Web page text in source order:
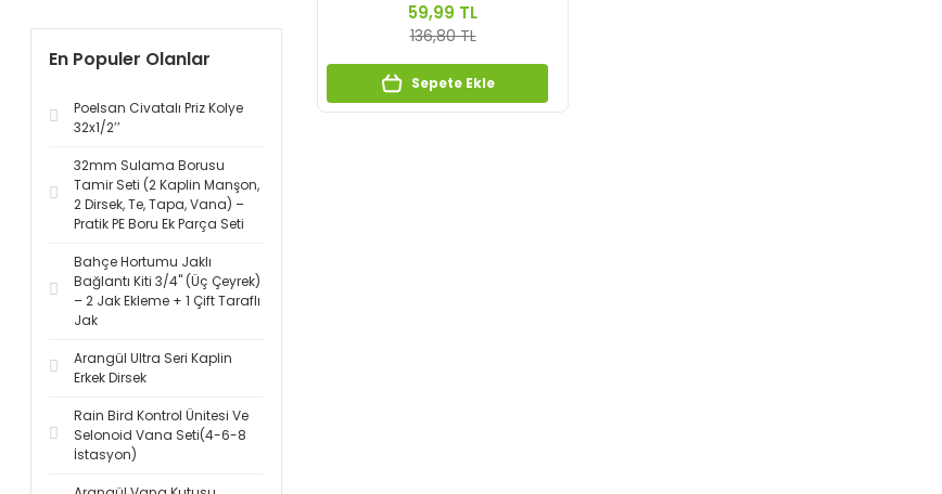
En Populer Olanlar
Poelsan Civatalı Priz Kolye
32x1/2’’
32mm Sulama Borusu
Tamir Seti (2 Kaplin Manşon,
2 Dirsek, Te, Tapa, Vana) –
Pratik PE Boru Ek Parça Seti
Bahçe Hortumu Jaklı
Bağlantı Kiti 3/4'' (Üç Çeyrek)
– 2 Jak Ekleme + 1 Çift Taraflı
Jak
Arangül Ultra Seri Kaplin
Erkek Dirsek
Rain Bird Kontrol Ünitesi Ve
Selonoid Vana Seti(4-6-8
İstasyon)
59,99 TL
136,80 TL
Sepete Ekle